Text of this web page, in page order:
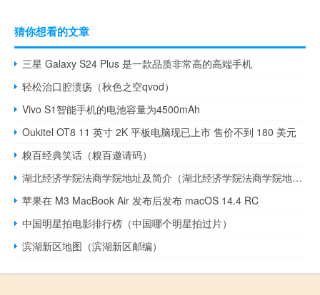
猜你想看的文章
三星 Galaxy S24 Plus 是一款品质非常高的高端手机
轻松治口腔溃疡（秋色之空qvod）
Vivo S1智能手机的电池容量为4500mAh
Oukitel OT8 11 英寸 2K 平板电脑现已上市 售价不到 180 美元
糗百经典笑话（糗百邀请码）
湖北经济学院法商学院地址及简介（湖北经济学院法商学院地址）
苹果在 M3 MacBook Air 发布后发布 macOS 14.4 RC
中国明星拍电影排行榜（中国哪个明星拍过片）
滨湖新区地图（滨湖新区邮编）